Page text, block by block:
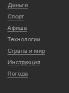
Деньги
Спорт
Афиша
Технологии
Страна и мир
Инструкция
Погода